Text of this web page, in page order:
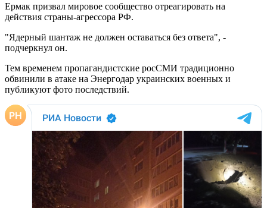
Ермак призвал мировое сообщество отреагировать на
действия страны-агрессора РФ.
"Ядерный шантаж не должен оставаться без ответа", -
подчеркнул он.
Тем временем пропагандистские росСМИ традиционно
обвинили в атаке на Энергодар украинских военных и
публикуют фото последствий.